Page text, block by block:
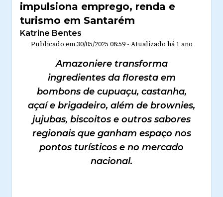
impulsiona emprego, renda e
turismo em Santarém
Katrine Bentes
Publicado em30/05/2025 08:59- Atualizado há 1 ano
Amazoniere transforma
ingredientes da floresta em
bombons de cupuaçu, castanha,
açaí e brigadeiro, além de brownies,
jujubas, biscoitos e outros sabores
regionais que ganham espaço nos
pontos turísticos e no mercado
nacional.